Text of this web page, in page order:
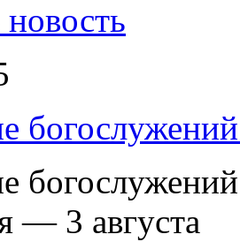
— 3 августа